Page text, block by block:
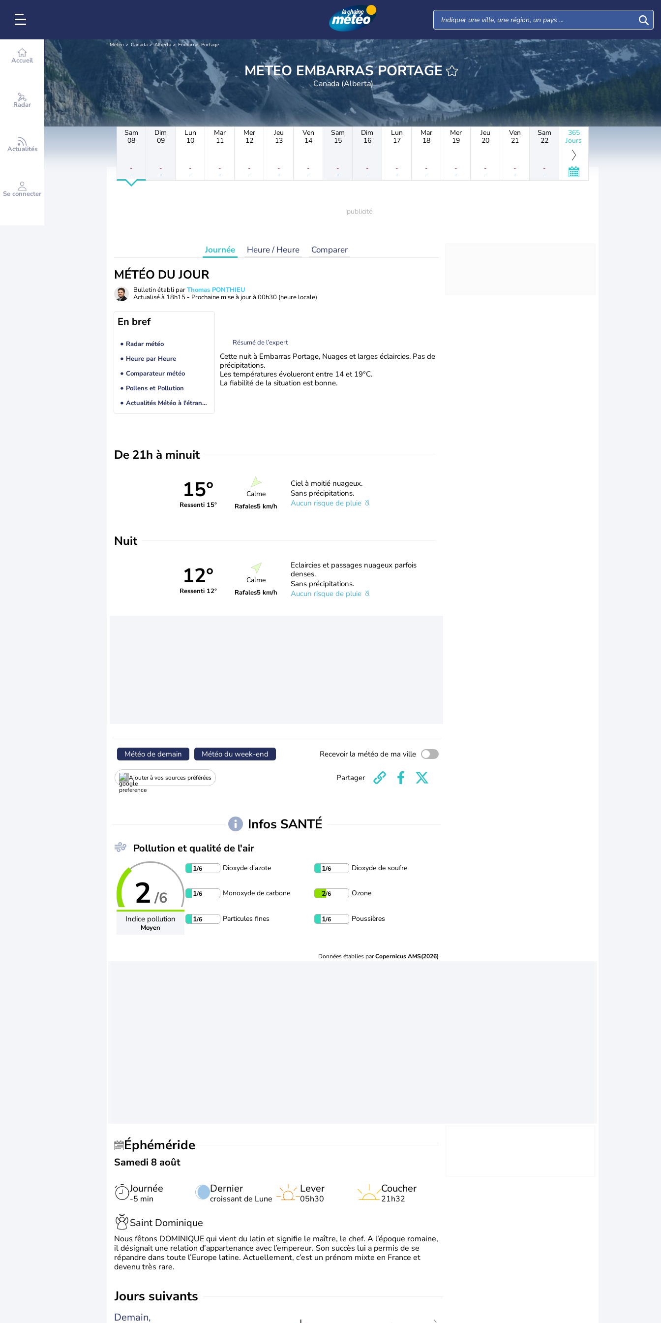
Accueil
Radar
Actualités
Se connecter
Météo Canada Alberta Embarras Portage
METEO EMBARRAS PORTAGE
Canada (Alberta)
Sam
08
-
-
Dim
09
-
-
Lun
10
-
-
Mar
11
-
-
Mer
12
-
-
Jeu
13
-
-
Ven
14
-
-
Sam
15
-
-
Dim
16
-
-
Lun
17
-
-
Mar
18
-
-
Mer
19
-
-
Jeu
20
-
-
Ven
21
-
-
Sam
22
-
-
365
Jours
Journée Heure / Heure Comparer
MÉTÉO DU JOUR
Bulletin établi parThomas PONTHIEU
Actualisé à 18h15 - Prochaine mise à jour à 00h30 (heure locale)
En bref
Radar météo
Heure par Heure
Comparateur météo
Pollens et Pollution
Actualités Météo à l'étranger
Résumé de l’expert
Cette nuit à Embarras Portage, Nuages et larges éclaircies. Pas de
précipitations.
Les températures évolueront entre 14 et 19°C.
La fiabilité de la situation est bonne.
De 21h à minuit
15°
Ressenti 15°
Calme
Rafales5 km/h
Ciel à moitié nuageux.
Sans précipitations.
Aucun risque de pluie
Nuit
12°
Ressenti 12°
Calme
Rafales5 km/h
Eclaircies et passages nuageux parfois
denses.
Sans précipitations.
Aucun risque de pluie
Météo de demain Météo du week-end Recevoir la météo de ma ville
Ajouter à vos sources préférées Partager
Infos SANTÉ
Pollution et qualité de l'air
2 /6
Indice pollution
Moyen
1/6 Dioxyde d'azote 1/6 Dioxyde de soufre
1/6 Monoxyde de carbone 2/6 Ozone
1/6 Particules fines 1/6 Poussières
Données établies parCopernicus AMS(2026)
Éphéméride
Samedi 8 août
Journée
-5 min
Dernier
croissant de Lune
Lever
05h30
Coucher
21h32
Saint Dominique
Nous fêtons DOMINIQUE qui vient du latin et signifie le maître, le chef. A l’époque romaine,
il désignait une relation d’appartenance avec l’empereur. Son succès lui a permis de se
répandre dans toute l’Europe latine. Actuellement, c’est un prénom mixte en France et
devenu très rare.
jours suivants
Demain,